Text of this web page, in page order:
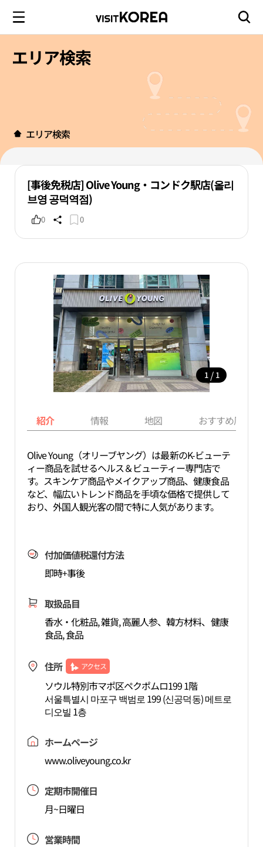
エリア検索
エリア検索
[事後免税店] Olive Young・コンドク駅店(올리
브영 공덕역점)
0 0
1 / 1
紹介 情報 地図 おすすめ周辺
Olive Young（オリーブヤング）は最新のK-ビューテ
ィー商品を試せるヘルス＆ビューティー専門店で
す。スキンケア商品やメイクアップ商品、健康食品
など、幅広いトレンド商品を手頃な価格で提供して
おり、外国人観光客の間で特に人気があります。
付加価値税還付方法
即時+事後
取扱品目
香水・化粧品, 雑貨, 高麗人参、韓方材料、健康
食品, 食品
住所 アクセス
ソウル特別市マポ区ペクポムロ199 1階
서울특별시 마포구 백범로 199 (신공덕동) 메트로
디오빌 1층
ホームページ
www.oliveyoung.co.kr
定期市開催日
月~日曜日
営業時間